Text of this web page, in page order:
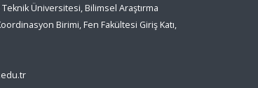
Üniversitesi, Bilimsel Araştırma
Birimi, Fen Fakültesi Giriş Katı,